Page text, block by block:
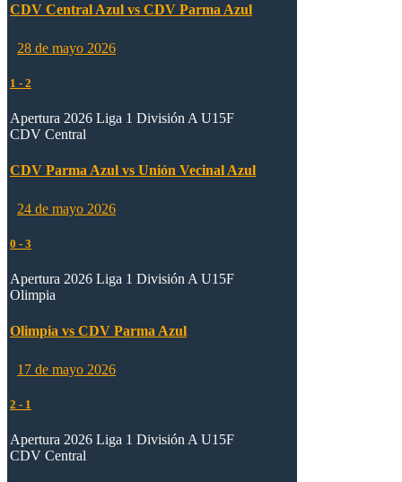
CDV Central Azul vs CDV Parma Azul
28 de mayo 2026
1 - 2
Apertura 2026 Liga 1 División A U15F
CDV Central
CDV Parma Azul vs Unión Vecinal Azul
24 de mayo 2026
0 - 3
Apertura 2026 Liga 1 División A U15F
Olimpia
Olimpia vs CDV Parma Azul
17 de mayo 2026
2 - 1
Apertura 2026 Liga 1 División A U15F
CDV Central